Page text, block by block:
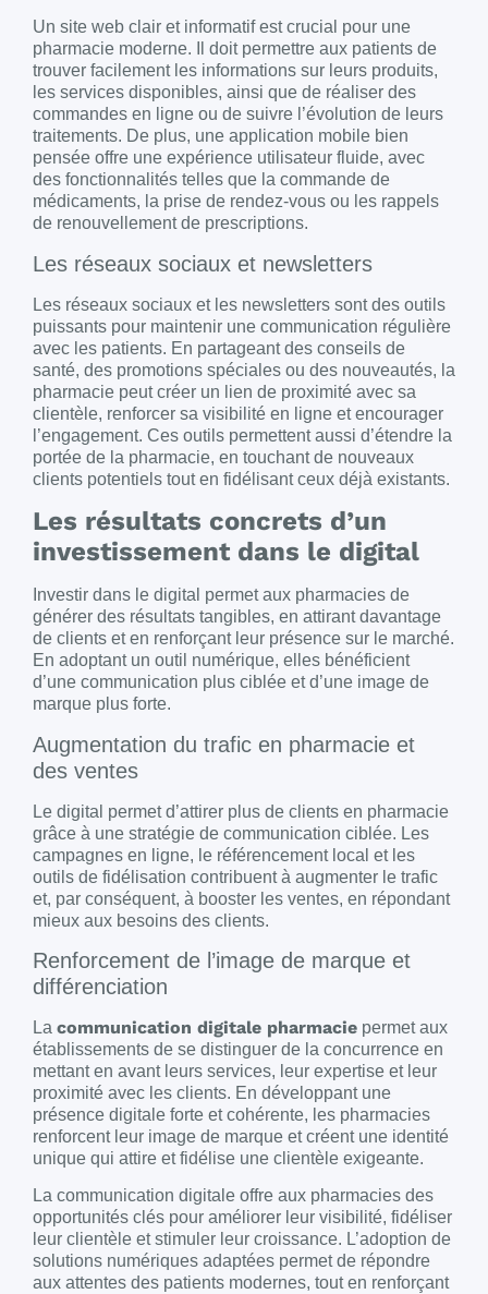
Un site web clair et informatif est crucial pour une
pharmacie moderne. Il doit permettre aux patients de
trouver facilement les informations sur leurs produits,
les services disponibles, ainsi que de réaliser des
commandes en ligne ou de suivre l’évolution de leurs
traitements. De plus, une application mobile bien
pensée offre une expérience utilisateur fluide, avec
des fonctionnalités telles que la commande de
médicaments, la prise de rendez-vous ou les rappels
de renouvellement de prescriptions.
Les réseaux sociaux et newsletters
Les réseaux sociaux et les newsletters sont des outils
puissants pour maintenir une communication régulière
avec les patients. En partageant des conseils de
santé, des promotions spéciales ou des nouveautés, la
pharmacie peut créer un lien de proximité avec sa
clientèle, renforcer sa visibilité en ligne et encourager
l’engagement. Ces outils permettent aussi d’étendre la
portée de la pharmacie, en touchant de nouveaux
clients potentiels tout en fidélisant ceux déjà existants.
Les résultats concrets d’un
investissement dans le digital
Investir dans le digital permet aux pharmacies de
générer des résultats tangibles, en attirant davantage
de clients et en renforçant leur présence sur le marché.
En adoptant un outil numérique, elles bénéficient
d’une communication plus ciblée et d’une image de
marque plus forte.
Augmentation du trafic en pharmacie et
des ventes
Le digital permet d’attirer plus de clients en pharmacie
grâce à une stratégie de communication ciblée. Les
campagnes en ligne, le référencement local et les
outils de fidélisation contribuent à augmenter le trafic
et, par conséquent, à booster les ventes, en répondant
mieux aux besoins des clients.
Renforcement de l’image de marque et
différenciation
La communication digitale pharmacie permet aux
établissements de se distinguer de la concurrence en
mettant en avant leurs services, leur expertise et leur
proximité avec les clients. En développant une
présence digitale forte et cohérente, les pharmacies
renforcent leur image de marque et créent une identité
unique qui attire et fidélise une clientèle exigeante.
La communication digitale offre aux pharmacies des
opportunités clés pour améliorer leur visibilité, fidéliser
leur clientèle et stimuler leur croissance. L’adoption de
solutions numériques adaptées permet de répondre
aux attentes des patients modernes, tout en renforçant